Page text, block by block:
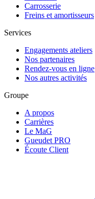
Carrosserie
Freins et amortisseurs
Services
Engagements ateliers
Nos partenaires
Rendez-vous en ligne
Nos autres activités
Groupe
A propos
Carrières
Le MaG
Gueudet PRO
Écoute Client